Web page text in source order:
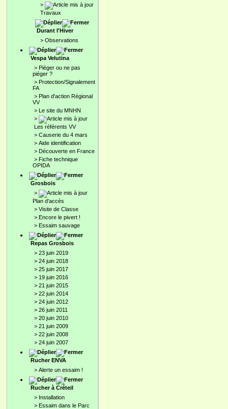
>
Travaux
Durant l'Hiver
> Observations
Vespa Velutina
> Pièger ou ne pas
piéger ?
> Protection/Signalement
FA
> Plan d'action Régional
VV
> Le site du MNHN
>
Les référents VV
> Causerie du 4 mars
> Aide identification
> Découverte en France
> Fiche technique
OPIDA
Grosbois
>
Plan d'accès
> Visite de Classe
> Encore le pivert !
> Essaim sauvage
Repas Grosbois
> 23 juin 2019
> 24 juin 2018
> 25 juin 2017
> 19 juin 2016
> 21 juin 2015
> 22 juin 2014
> 24 juin 2012
> 26 juin 2011
> 20 juin 2010
> 21 juin 2009
> 22 juin 2008
> 24 juin 2007
Rucher ENVA
> Alerte un essaim !
Rucher à Créteil
> Installation
> Essaim dans le Parc